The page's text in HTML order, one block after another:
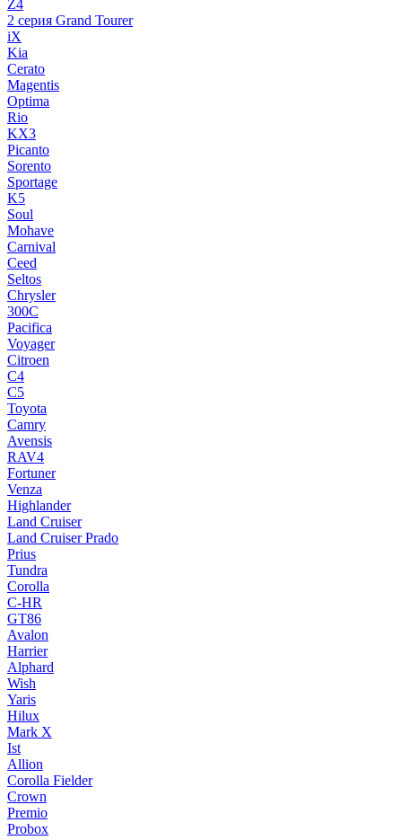
Z4
2 серия Grand Tourer
iX
Kia
Cerato
Magentis
Optima
Rio
KX3
Picanto
Sorento
Sportage
K5
Soul
Mohave
Carnival
Ceed
Seltos
Chrysler
300C
Pacifica
Voyager
Citroen
C4
C5
Toyota
Camry
Avensis
RAV4
Fortuner
Venza
Highlander
Land Cruiser
Land Cruiser Prado
Prius
Tundra
Corolla
C-HR
GT86
Avalon
Harrier
Alphard
Wish
Yaris
Hilux
Mark X
Ist
Allion
Corolla Fielder
Crown
Premio
Probox